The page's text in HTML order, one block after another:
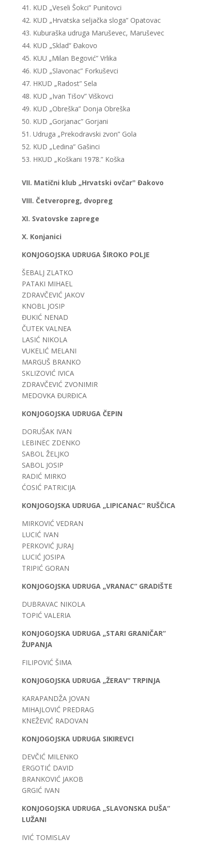
KUD „Veseli Šokci” Punitovci
KUD „Hrvatska seljačka sloga” Opatovac
Kuburaška udruga Maruševec, Maruševec
KUD „Sklad” Đakovo
KUU „Milan Begović” Vrlika
KUD „Slavonac” Forkuševci
HKUD „Radost” Sela
KUD „Ivan Tišov” Viškovci
KUD „Obreška” Donja Obreška
KUD „Gorjanac” Gorjani
Udruga „Prekodravski zvon” Gola
KUD „Ledina” Gašinci
HKUD „Koškani 1978.” Koška
VII. Matični klub „Hrvatski ovčarˮ Đakovo
VIII. Četveropreg, dvopreg
XI. Svatovske zaprege
X. Konjanici
KONJOGOJSKA UDRUGA ŠIROKO POLJE
ŠEBALJ ZLATKO
PATAKI MIHAEL
ZDRAVČEVIĆ JAKOV
KNOBL JOSIP
ĐUKIĆ NENAD
ČUTEK VALNEA
LASIĆ NIKOLA
VUKELIĆ MELANI
MARGUŠ BRANKO
SKLIZOVIĆ IVICA
ZDRAVČEVIĆ ZVONIMIR
MEDOVKA ĐURĐICA
KONJOGOJSKA UDRUGA ČEPIN
DORUŠAK IVAN
LEBINEC ZDENKO
SABOL ŽELJKO
SABOL JOSIP
RADIĆ MIRKO
ĆOSIĆ PATRICIJA
KONJOGOJSKA UDRUGA „LIPICANAC“ RUŠČICA
MIRKOVIĆ VEDRAN
LUCIĆ IVAN
PERKOVIĆ JURAJ
LUCIĆ JOSIPA
TRIPIĆ GORAN
KONJOGOJSKA UDRUGA „VRANAC“ GRADIŠTE
DUBRAVAC NIKOLA
TOPIĆ VALERIA
KONJOGOJSKA UDRUGA „STARI GRANIČAR“
ŽUPANJA
FILIPOVIĆ ŠIMA
KONJOGOJSKA UDRUGA „ŽERAV“ TRPINJA
KARAPANDŽA JOVAN
MIHAJLOVIĆ PREDRAG
KNEŽEVIĆ RADOVAN
KONJOGOJSKA UDRUGA SIKIREVCI
DEVČIĆ MILENKO
ERGOTIĆ DAVID
BRANKOVIĆ JAKOB
GRGIĆ IVAN
KONJOGOJSKA UDRUGA „SLAVONSKA DUŠA“
LUŽANI
IVIĆ TOMISLAV